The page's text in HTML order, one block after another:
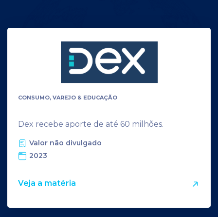
CONSUMO, VAREJO & EDUCAÇÃO
Dex recebe aporte de até 60 milhões.
Valor não divulgado
2023
Veja a matéria